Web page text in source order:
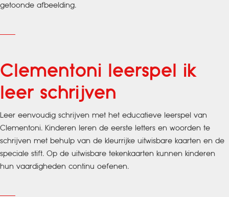
getoonde afbeelding.
Clementoni leerspel ik
leer schrijven
Leer eenvoudig schrijven met het educatieve leerspel van
Clementoni. Kinderen leren de eerste letters en woorden te
schrijven met behulp van de kleurrijke uitwisbare kaarten en de
speciale stift. Op de uitwisbare tekenkaarten kunnen kinderen
hun vaardigheden continu oefenen.